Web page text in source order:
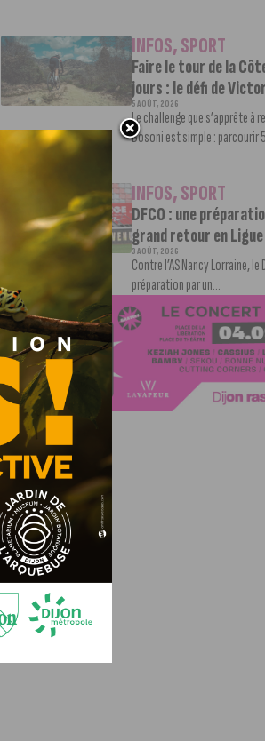
INFOS,SPORT
Faire le tour de la
jours : le défi de
5 AOÛT, 2026
Le challenge que s’apprête
Bosoni est simple : parcourir
INFOS,SPORT
DFCO : une
grand retour en
3 AOÛT, 2026
Contre l’AS Nancy Lorraine, le
préparation par un...